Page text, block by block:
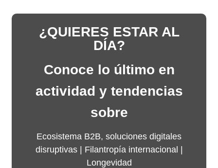
¿QUIERES ESTAR AL
DÍA?
Conoce lo último en
actividad y tendencias
sobre
Ecosistema B2B, soluciones digitales
disruptivas | Filantropía internacional
Longevidad